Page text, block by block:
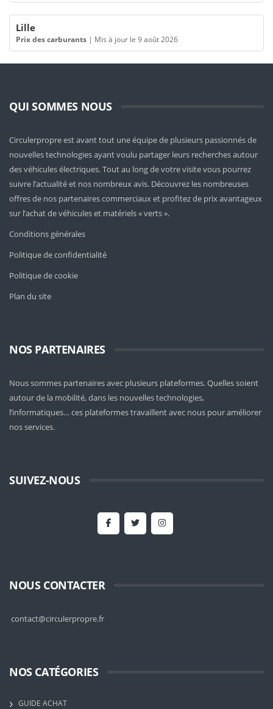
Lille
Prix des carburants | Mis à jour le 9 août 2026
QUI SOMMES NOUS
Circulerpropre est avant tout une équipe de plusieurs passionnés de
nouvelles technologies ayant voulu partager leurs recherches autour
des véhicules électriques. Tout au long de votre visite vous pourrez
suivre l’actualité et nos nombreux avis. Découvrez les nombreuses
offres de nos partenaires commerciaux et profitez de prix avantageux
sur l’achat de véhicules et matériels « verts ».
Conditions générales
Politique de confidentialité
Politique de cookie
Plan du site
NOS PARTENAIRES
Nous sommes partenaires avec plusieurs plateformes. Quelles soient
autour de la mobilité, dans les nouvelles technologies,
l’informatiques… ces plateformes travaillent avec nous pour améliorer
nos services.
SUIVEZ-NOUS
NOUS CONTACTER
contact@circulerpropre.fr
NOS CATÉGORIES
GUIDE ACHAT